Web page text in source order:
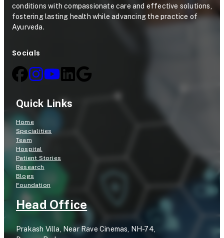
conditions with compassionate care and effective solutions,
fostering lasting health while advancing the practice of
Ayurveda.
Socials
Quick Links
Home
Specialities
Team
Hospital
Patient Stories
Research
Blogs
Foundation
Head Office
Prakash Villa, Near Rave Cinemas, NH-74,